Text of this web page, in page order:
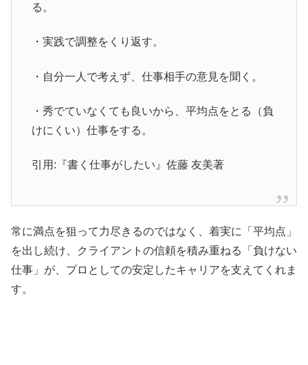
る。
・実践で調整をくり返す。
・自分一人で考えず、仕事相手の意見を聞く。
・秀でていなくても良いから、平均点をとる（負
けにくい）仕事をする。
引用:『書く仕事がしたい』佐藤 友美著
常に満点を狙って力尽きるのではなく、着実に「平均点」
を出し続け、クライアントの信頼を積み重ねる「負けない
仕事」が、プロとしての安定したキャリアを支えてくれま
す。